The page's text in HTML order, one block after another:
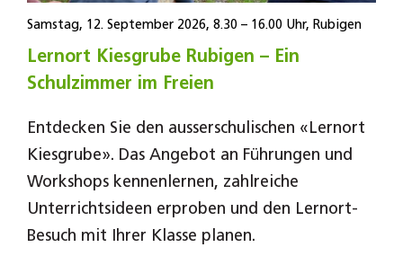
Samstag, 12. September 2026, 8.30 – 16.00 Uhr, Rubigen
Lernort Kiesgrube Rubigen – Ein
Schulzimmer im Freien
Entdecken Sie den ausserschulischen «Lernort
Kiesgrube». Das Angebot an Führungen und
Workshops kennenlernen, zahlreiche
Unterrichtsideen erproben und den Lernort-
Besuch mit Ihrer Klasse planen.